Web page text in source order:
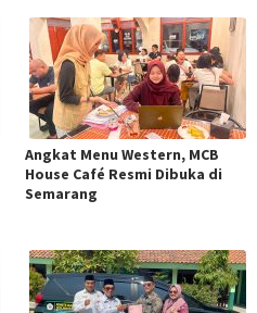
Angkat Menu Western, MCB
House Café Resmi Dibuka di
Semarang